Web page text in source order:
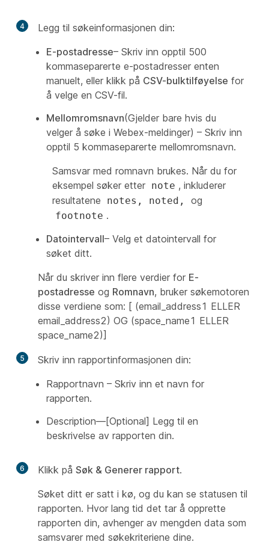
4
Legg til søkeinformasjonen din:
E-postadresse– Skriv inn opptil 500
kommaseparerte e-postadresser enten
manuelt, eller klikk på CSV-bulktilføyelse for
å velge en CSV-fil.
Mellomromsnavn(Gjelder bare hvis du
velger å søke i Webex-meldinger) – Skriv inn
opptil 5 kommaseparerte mellomromsnavn.
Samsvar med romnavn brukes. Når du for
eksempel søker etter note , inkluderer
resultatene
notes, noted, og
footnote .
Datointervall– Velg et datointervall for
søket ditt.
Når du skriver inn flere verdier for E-
postadresse og Romnavn, bruker søkemotoren
disse verdiene som: [ (email_address1 ELLER
email_address2) OG (space_name1 ELLER
space_name2)]
5
Skriv inn rapportinformasjonen din:
Rapportnavn – Skriv inn et navn for
rapporten.
Description—[Optional] Legg til en
beskrivelse av rapporten din.
6 Klikk på Søk & Generer rapport.
Søket ditt er satt i kø, og du kan se statusen til
rapporten. Hvor lang tid det tar å opprette
rapporten din, avhenger av mengden data som
samsvarer med søkekriteriene dine.